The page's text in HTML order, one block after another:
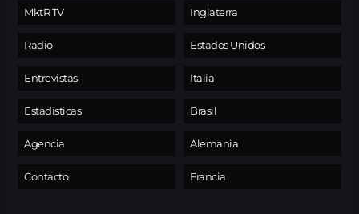
MktR TV
Radio
Entrevistas
Estadísticas
Agencia
Contacto
Inglaterra
Estados Unidos
Italia
Brasil
Alemania
Francia